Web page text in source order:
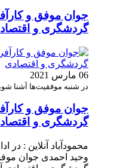
جوان موفق و
گردشگری و
06 مارس 2021
در شنبه موفقیت‌ها آشنا
جوان موفق و
گردشگری و
محمودآباد آنلاین : در
وحید احمدی جوان